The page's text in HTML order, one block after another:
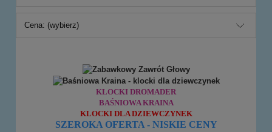
Cena: (wybierz)
KLOCKI DROMADER
BAŚNIOWA KRAINA
KLOCKI DLA DZIEWCZYNEK
SZEROKA OFERTA - NISKIE CENY